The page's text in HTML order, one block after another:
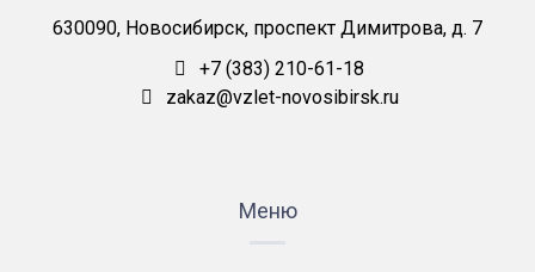
630090, Новосибирск, проспект Димитрова, д. 7
+7 (383) 210-61-18
zakaz@vzlet-novosibirsk.ru
Меню